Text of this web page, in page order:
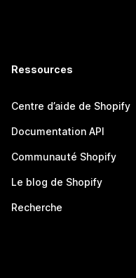
Ressources
Centre d’aide de Shopify
Documentation API
Communauté Shopify
Le blog de Shopify
Recherche